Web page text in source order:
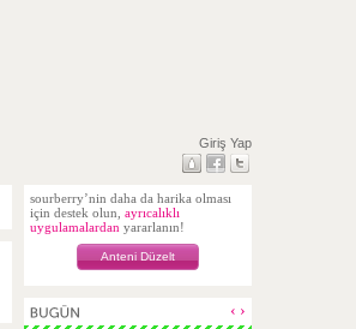
Giriş Yap
sourberry’nin daha da harika olması
için destek olun, ayrıcalıklı
uygulamalardan yararlanın!
Anteni Düzelt
‹ ›